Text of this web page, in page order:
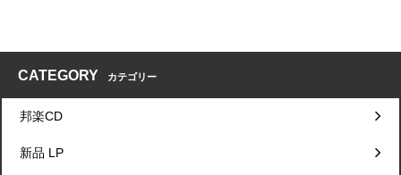
CATEGORY カテゴリー
邦楽CD
新品 LP